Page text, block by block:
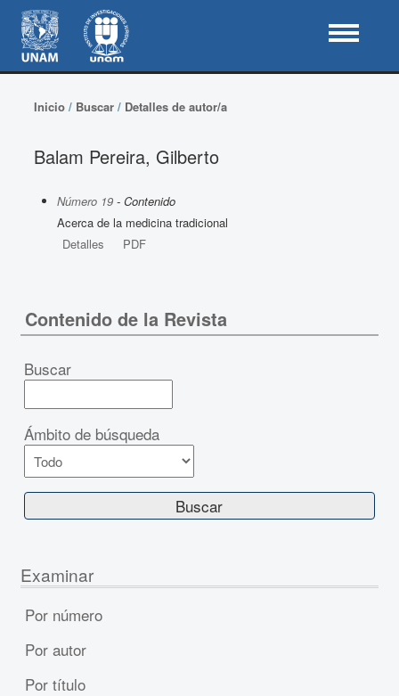
Inicio/ Buscar/ Detalles de autor/a
Balam Pereira, Gilberto
Número 19- Contenido
Acerca de la medicina tradicional
Detalles
PDF
Contenido de la Revista
Buscar
Ámbito de búsqueda
Examinar
Por número
Por autor
Por título